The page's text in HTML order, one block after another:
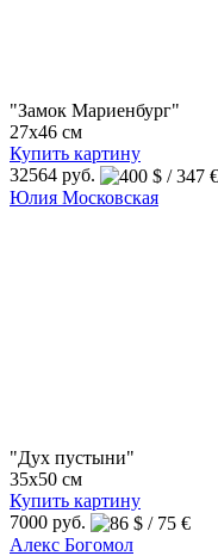
"Замок Мариенбург"
27x46 см
Купить картину
32564 руб.
Юлия Московская
"Дух пустыни"
35x50 см
Купить картину
7000 руб.
Алекс Богомол